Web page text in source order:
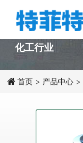
PRODUCT
化工行业
首页 > 产品中心 >